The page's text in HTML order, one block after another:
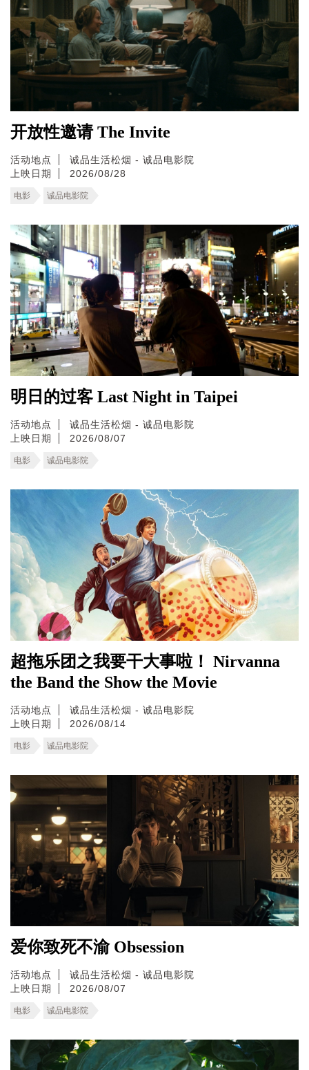
开放性邀请 The Invite
活动地点
诚品生活松烟 - 诚品电影院
上映日期
2026/08/28
电影 诚品电影院
明日的过客 Last Night in Taipei
活动地点
诚品生活松烟 - 诚品电影院
上映日期
2026/08/07
电影 诚品电影院
超拖乐团之我要干大事啦！ Nirvanna
the Band the Show the Movie
活动地点
诚品生活松烟 - 诚品电影院
上映日期
2026/08/14
电影 诚品电影院
爱你致死不渝 Obsession
活动地点
诚品生活松烟 - 诚品电影院
上映日期
2026/08/07
电影 诚品电影院